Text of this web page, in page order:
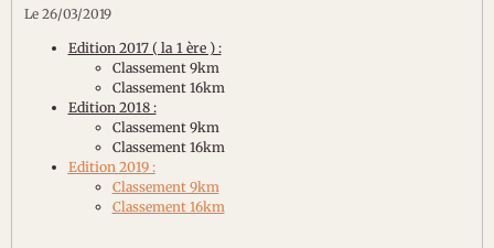
Le 26/03/2019
Edition 2017 ( la 1 ère ) :
Classement 9km
Classement 16km
Edition 2018 :
Classement 9km
Classement 16km
Edition 2019 :
Classement 9km
Classement 16km